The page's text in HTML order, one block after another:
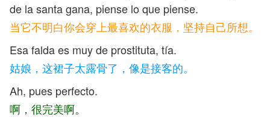
de la santa gana, piense lo que piense.
当它不明白你会穿上最喜欢的衣服，坚持自己所想。
Esa falda es muy de prostituta, tía.
姑娘，这裙子太露骨了，像是接客的。
Ah, pues perfecto.
啊，很完美啊。